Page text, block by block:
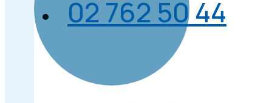
02 762 50 44